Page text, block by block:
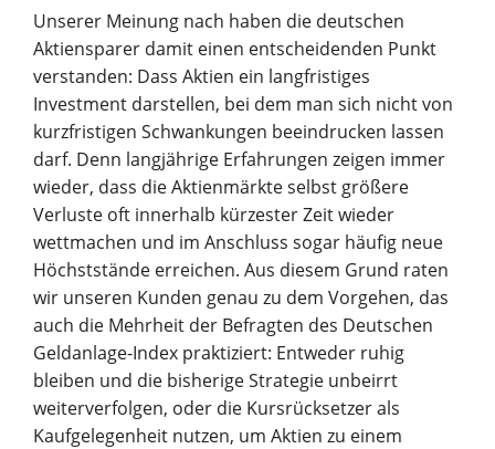
Unserer Meinung nach haben die deutschen
Aktiensparer damit einen entscheidenden Punkt
verstanden: Dass Aktien ein langfristiges
Investment darstellen, bei dem man sich nicht von
kurzfristigen Schwankungen beeindrucken lassen
darf. Denn langjährige Erfahrungen zeigen immer
wieder, dass die Aktienmärkte selbst größere
Verluste oft innerhalb kürzester Zeit wieder
wettmachen und im Anschluss sogar häufig neue
Höchststände erreichen. Aus diesem Grund raten
wir unseren Kunden genau zu dem Vorgehen, das
auch die Mehrheit der Befragten des Deutschen
Geldanlage-Index praktiziert: Entweder ruhig
bleiben und die bisherige Strategie unbeirrt
weiterverfolgen, oder die Kursrücksetzer als
Kaufgelegenheit nutzen, um Aktien zu einem